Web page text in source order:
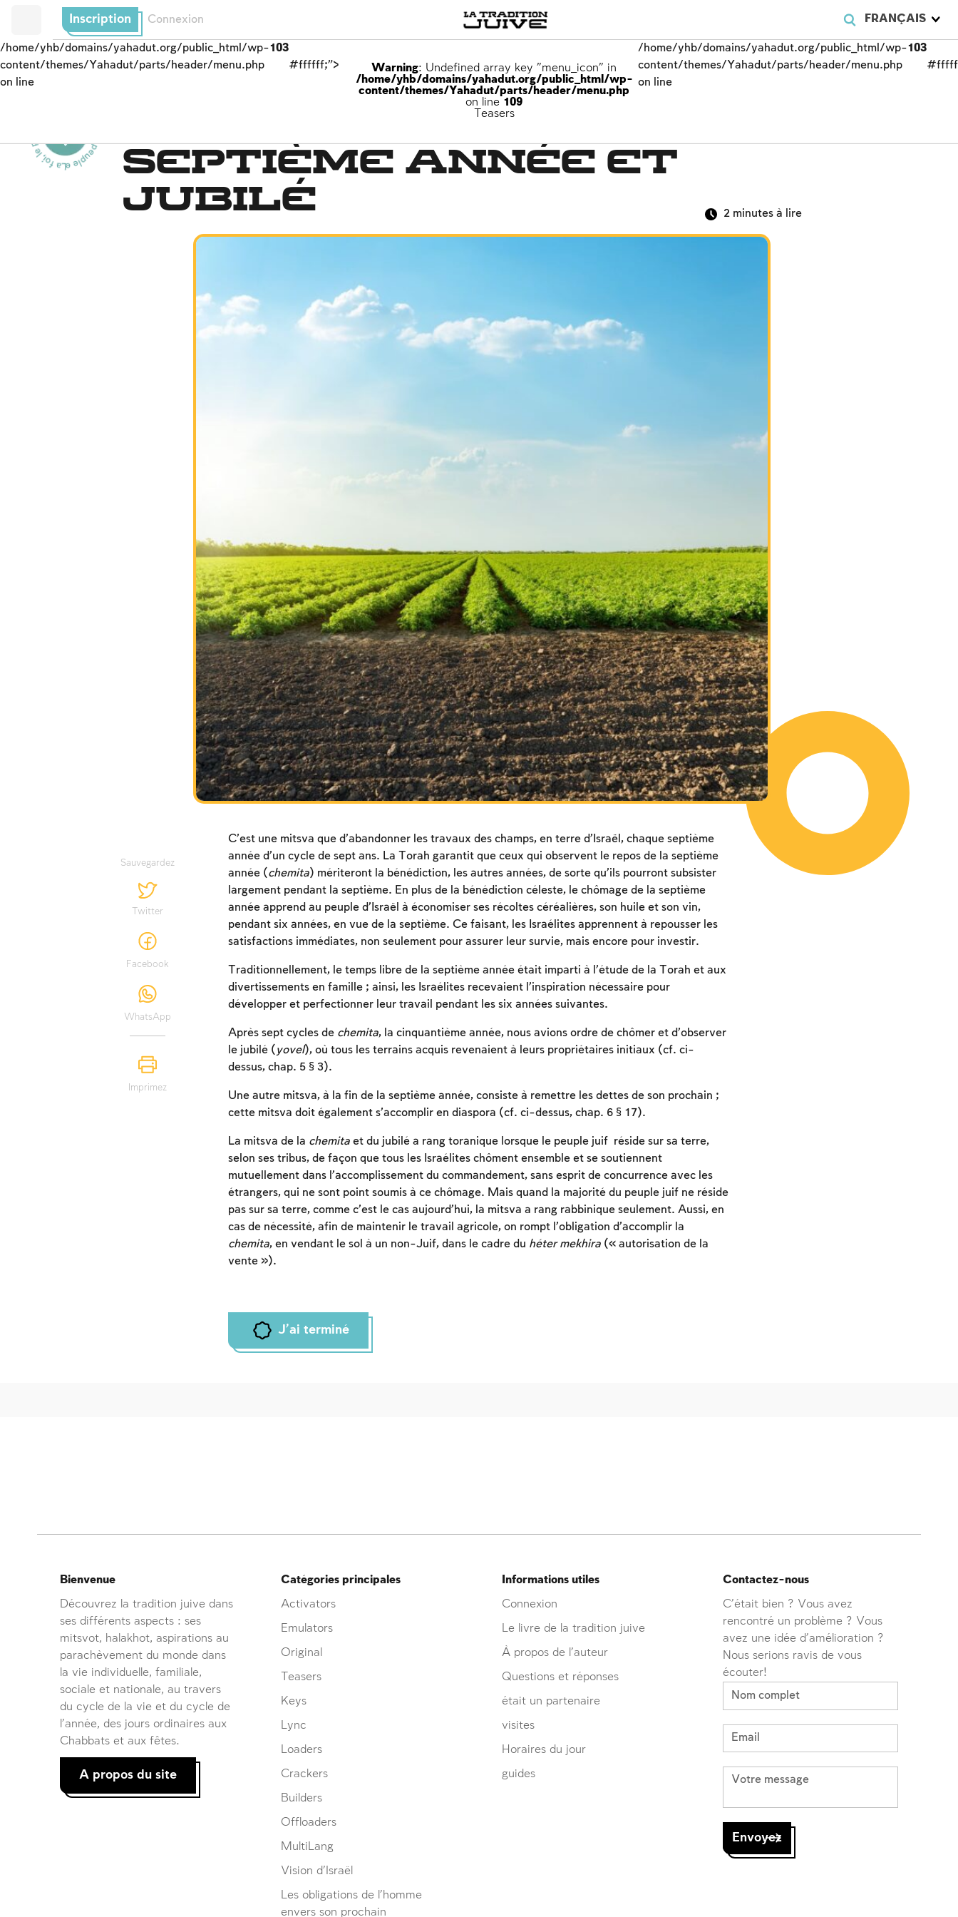
FRANÇAIS
Inscription Connexion
/home/yhb/domains/yahadut.org/public_html/wp-
content/themes/Yahadut/parts/header/menu.php
on line
103
#ffffff;">
Warning: Undefined array key "menu_icon" in
/home/yhb/domains/yahadut.org/public_html/wp-
content/themes/Yahadut/parts/header/menu.php
on line 109
Teasers
/home/yhb/domains/yahadut.org/public_html/wp-
content/themes/Yahadut/parts/header/menu.php
on line
103
La foi, le peuple et la terre - La foi, le peuple et la terre -- Septième année et
jubilé
2 minutes à lire
Sauvegardez
Twitter
Facebook
WhatsApp
Imprimez
C’est une mitsva que d’abandonner les travaux des champs, en terre d’Israël, chaque septième
année d’un cycle de sept ans. La Torah garantit que ceux qui observent le repos de la septième
année (chemita) mériteront la bénédiction, les autres années, de sorte qu’ils pourront subsister
largement pendant la septième. En plus de la bénédiction céleste, le chômage de la septième
année apprend au peuple d’Israël à économiser ses récoltes céréalières, son huile et son vin,
pendant six années, en vue de la septième. Ce faisant, les Israélites apprennent à repousser les
satisfactions immédiates, non seulement pour assurer leur survie, mais encore pour investir.
Traditionnellement, le temps libre de la septième année était imparti à l’étude de la Torah et aux
divertissements en famille ; ainsi, les Israélites recevaient l’inspiration nécessaire pour
développer et perfectionner leur travail pendant les six années suivantes.
Après sept cycles de chemita, la cinquantième année, nous avions ordre de chômer et d’observer
le jubilé ( yovel), où tous les terrains acquis revenaient à leurs propriétaires initiaux (cf. ci-
dessus, chap. 5 § 3).
Une autre mitsva, à la fin de la septième année, consiste à remettre les dettes de son prochain ;
cette mitsva doit également s’accomplir en diaspora (cf. ci-dessus, chap. 6 § 17).
La mitsva de la chemitaet du jubilé a rang toranique lorsque le peuple juif réside sur sa terre,
selon ses tribus, de façon que tous les Israélites chôment ensemble et se soutiennent
mutuellement dans l’accomplissement du commandement, sans esprit de concurrence avec les
étrangers, qui ne sont point soumis à ce chômage. Mais quand la majorité du peuple juif ne réside
pas sur sa terre, comme c’est le cas aujourd’hui, la mitsva a rang rabbinique seulement. Aussi, en
cas de nécessité, afin de maintenir le travail agricole, on rompt l’obligation d’accomplir la
chemita, en vendant le sol à un non-Juif, dans le cadre du héter mekhira(« autorisation de la
vente »).
J'ai terminé
Inscription requise
Afin d'enregistrer ce que vous avez étudié, vous
Inscription Connexion
Contactez-nous
C'était bien ? Vous avez
rencontré un problème ? Vous
avez une idée d'amélioration ?
Nous serions ravis de vous
écouter!
Informations utiles
Connexion
Le livre de la tradition juive
À propos de l’auteur
Questions et réponses
était un partenaire
visites
Horaires du jour
guides
Catégories principales
Activators
Emulators
Original
Teasers
Keys
Lync
Loaders
Crackers
Builders
Offloaders
MultiLang
Vision d’Israël
Les obligations de l’homme
envers son prochain
Bienvenue
Découvrez la tradition juive dans
ses différents aspects : ses
mitsvot, halakhot, aspirations au
parachèvement du monde dans
la vie individuelle, familiale,
sociale et nationale, au travers
du cycle de la vie et du cycle de
l’année, des jours ordinaires aux
Chabbats et aux fêtes.
A propos du site